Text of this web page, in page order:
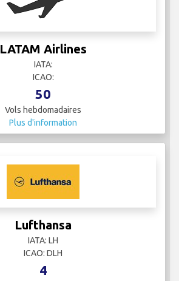
LATAM Airlines
IATA:
ICAO:
50
Vols hebdomadaires
Plus d'information
Lufthansa
IATA: LH
ICAO: DLH
4